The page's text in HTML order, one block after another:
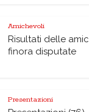
Amichevoli
Risultati delle
finora disputate
Presentazioni